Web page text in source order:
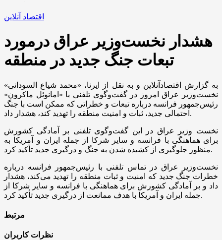
اقتصاد آنلاین
هشدار نخست‌وزیر عراق درمورد
تبعات جنگ جدید در منطقه
به گزارش اقتصادآنلاین و به نقل از ایرنا، «محمد شیاع السودانی»
نخست‌وزیر عراق امروز در گفت‌وگوی تلفنی با «امانوئل ماکرون»
رئیس‌جمهور فرانسه درباره تبعات و خطراتی که ممکن است با جنگ
احتمالی جدید، ثبات و امنیت منطقه را تهدید کند، هشدار داد.
نخست وزیر عراق در این گفت‌وگوی تلفنی بر آمادگی کشورش
برای هماهنگی با فرانسه و سایر شرکا از جمله ایران و آمریکا به
منظور جلوگیری از کشیده شدن به جنگ و درگیری جدید تأکید کرد.
نخست‌وزیر عراق در تماس تلفنی با رئیس‌جمهور فرانسه درباره
خطرات جنگ جدید که امنیت و ثبات منطقه را تهدید می‌کند، هشدار
داد و بر آمادگی کشورش برای هماهنگی با فرانسه و سایر شرکا از
جمله ایران و آمریکا با هدف ممانعت از درگیری جدید تأکید کرد.
مرتبط
نظرات کاربران